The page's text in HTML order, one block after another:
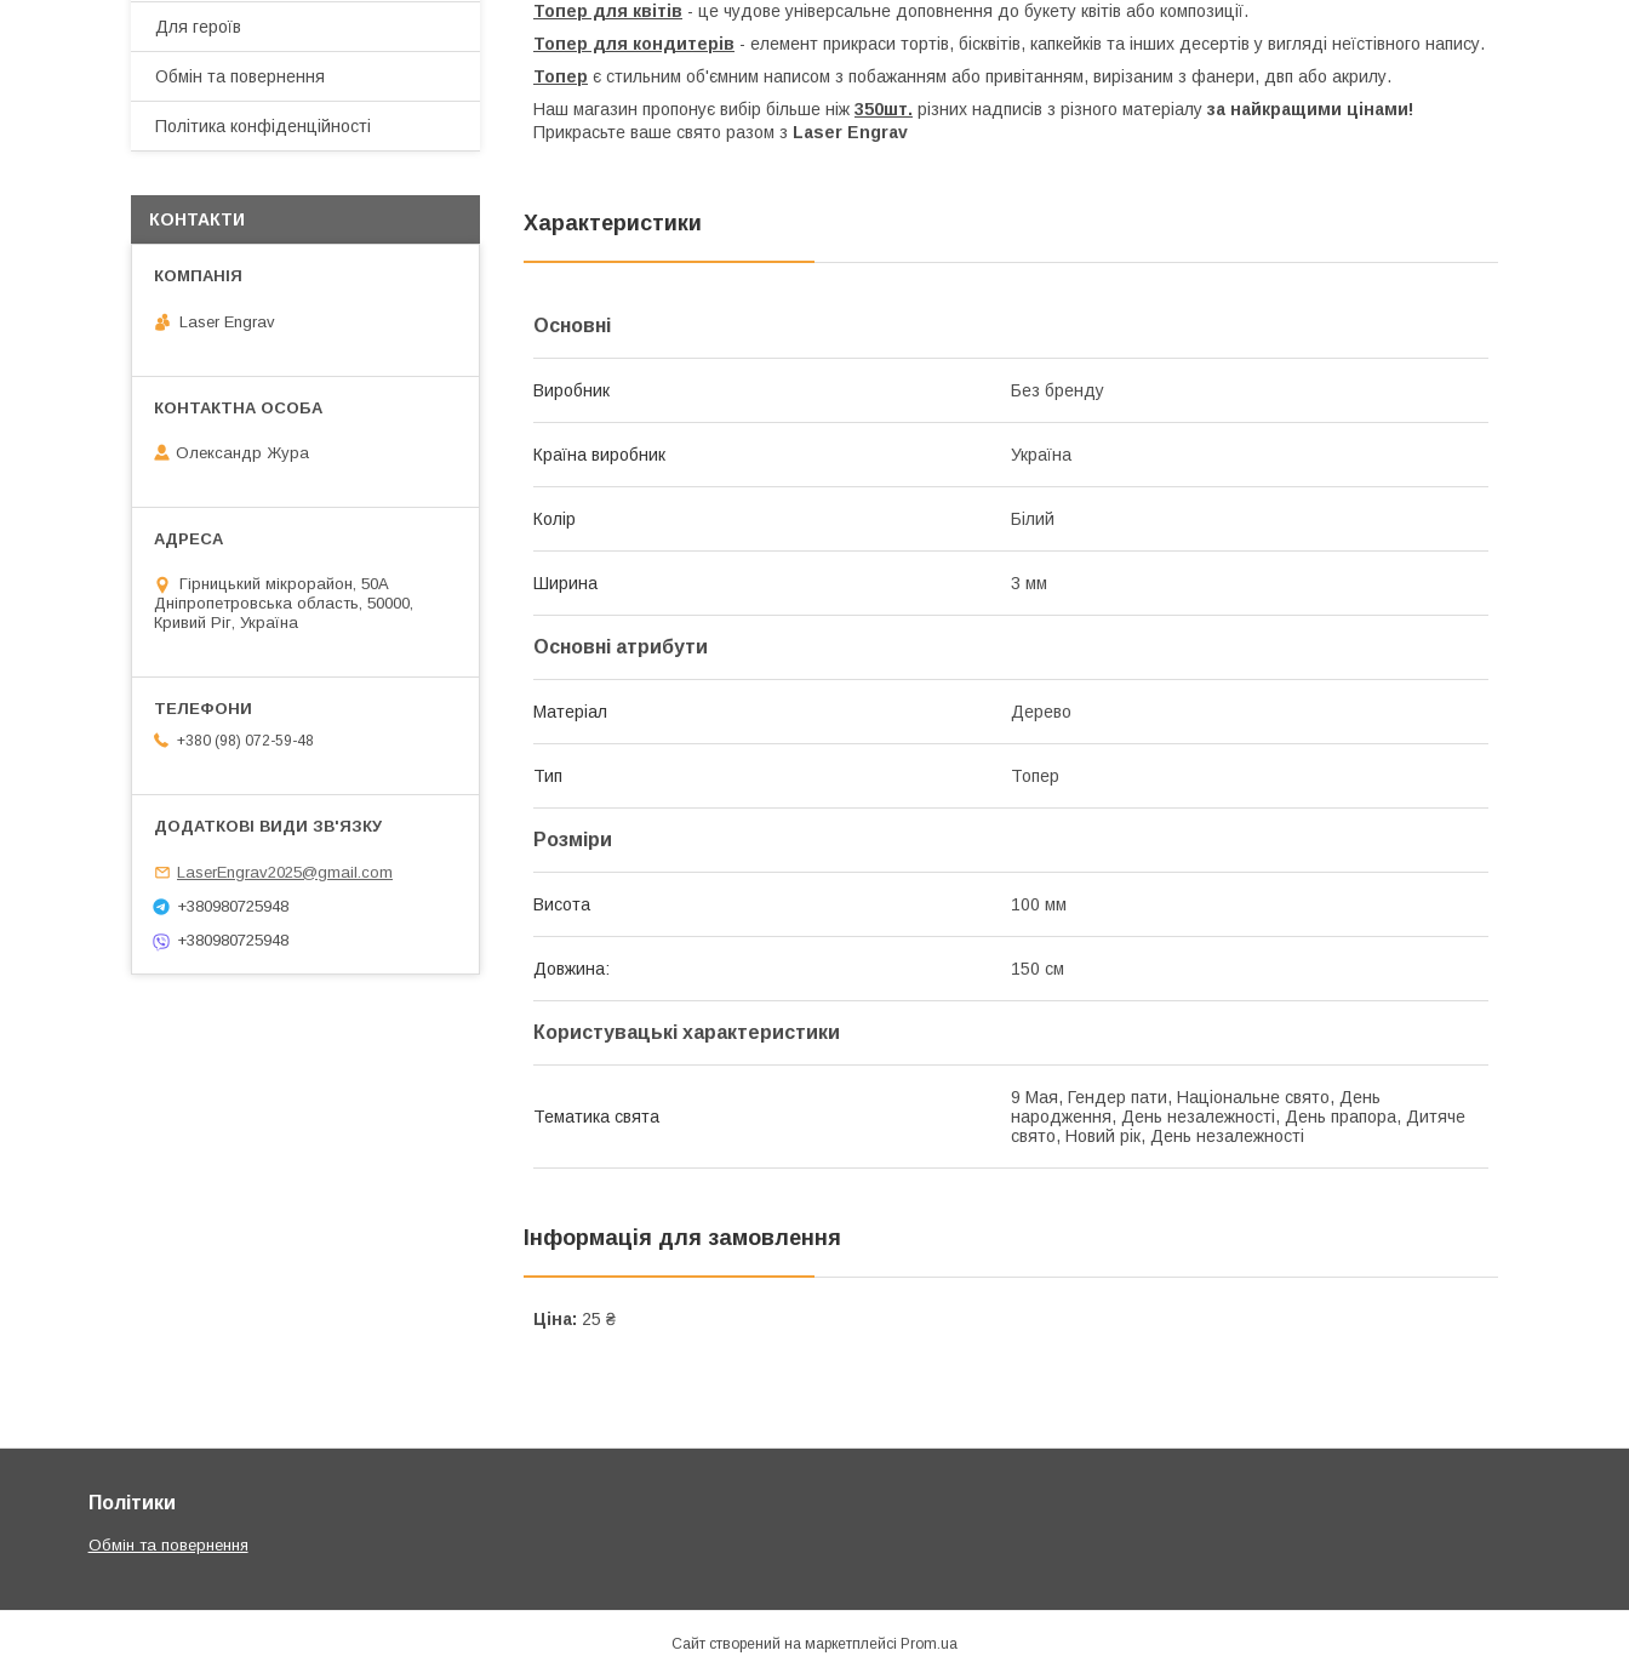
Топер для квітів - це чудове універсальне доповнення до букету квітів або композиції.
Топер для кондитерів - елемент прикраси тортів, бісквітів, капкейків та інших десертів у вигляді неїстівного напису.
Топер є стильним об'ємним написом з побажанням або привітанням, вирізаним з фанери, двп або акрилу.
Наш магазин пропонує вибір більше ніж 350шт. різних надписів з різного матеріалу за найкращими цінами!
Прикрасьте ваше свято разом з Laser Engrav
Характеристики
Основні
Виробник Без бренду
Країна виробник Україна
Колір Білий
Ширина 3 мм
Основні атрибути
Матеріал Дерево
Тип Топер
Розміри
Висота 100 мм
Довжина: 150 см
Користувацькі характеристики
Тематика свята
9 Мая, Гендер пати, Національне свято, День
народження, День незалежності, День прапора, Дитяче
свято, Новий рік, День незалежності
Інформація для замовлення
Ціна: 25 ₴
Для героїв
Обмін та повернення
Політика конфіденційності
КОНТАКТИ
Laser Engrav
Олександр Жура
Гірницький мікрорайон, 50А
Дніпропетровська область, 50000,
Кривий Ріг, Україна
+380 (98) 072-59-48
LaserEngrav2025@gmail.com
+380980725948
+380980725948
Політики
Обмін та повернення
Сайт створений на маркетплейсі Prom.ua